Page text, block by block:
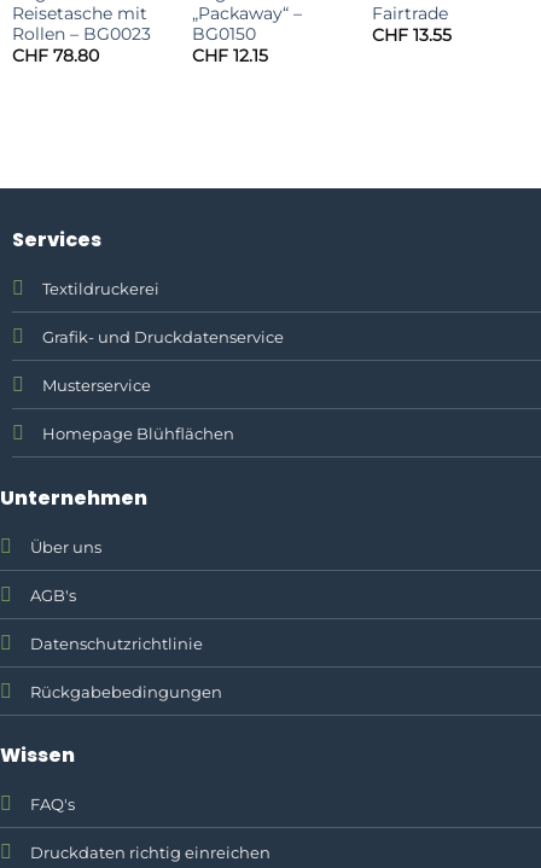
Reisetasche mit
Rollen – BG0023
CHF78.80
„Packaway“ –
BG0150
CHF 12.15
Fairtrade
CHF 13.55
Services
Textildruckerei
Grafik- und Druckdatenservice
Musterservice
Homepage Blühflächen
Unternehmen
Über uns
AGB's
Datenschutzrichtlinie
Rückgabebedingungen
Wissen
FAQ's
Druckdaten richtig einreichen